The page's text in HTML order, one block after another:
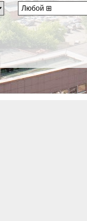
Любой ⊞